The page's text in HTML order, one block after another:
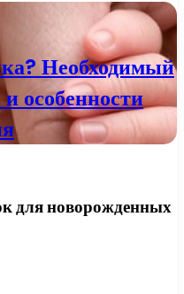
Необходимый
особенности
для новорожденных